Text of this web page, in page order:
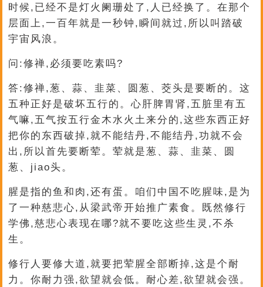
时候,已经不是灯火阑珊处了,人已经换了。在那个
层面上,一百年就是一秒钟,瞬间就过,所以叫踏破
宇宙风浪。
问:修禅,必须要吃素吗?
答:修禅,葱、蒜、韭菜、圆葱、茭头是要断的。这
五种正好是破坏五行的。心肝脾胃肾,五脏里有五
气嘛,五气按五行金木水火土来分的,这些东西正好
把你的东西破掉,就不能结丹,不能结丹,功就不会
出,所以首先要断荤。荤就是葱、蒜、韭菜、圆
葱、jiao头。
腥是指的鱼和肉,还有蛋。咱们中国不吃腥味,是为
了一种慈悲心,从梁武帝开始推广素食。既然修行
学佛,慈悲心表现在哪?就不要吃这些生灵,不杀
生。
修行人要修大道,就要把荤腥全部断掉,这是个耐
力。你耐力强,欲望就会低。耐心差,欲望就会强。